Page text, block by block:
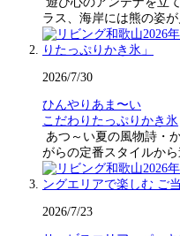
ラス、海岸には熊の姿
2026/7/30
ひんやりあま〜い
こだわりたっぷりかき氷
あつ～い夏の風物詩・
がらの定番スタイルか
2026/7/23